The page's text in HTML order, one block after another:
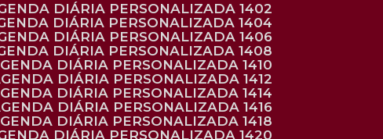
DIÁRIA PERSONALIZADA 1402
DIÁRIA PERSONALIZADA 1404
DIÁRIA PERSONALIZADA 1406
DIÁRIA PERSONALIZADA 1408
AGENDA DIÁRIA PERSONALIZADA 1410
AGENDA DIÁRIA PERSONALIZADA 1412
AGENDA DIÁRIA PERSONALIZADA 1414
AGENDA DIÁRIA PERSONALIZADA 1416
AGENDA DIÁRIA PERSONALIZADA 1418
DIÁRIA PERSONALIZADA 1420